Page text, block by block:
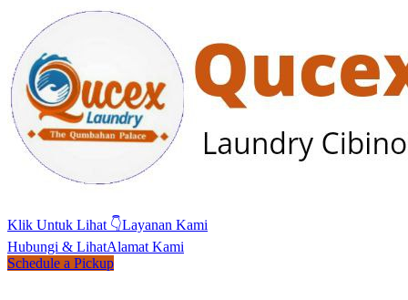
Klik Untuk Lihat 👇Layanan Kami
Hubungi & LihatAlamat Kami
Schedule a Pickup